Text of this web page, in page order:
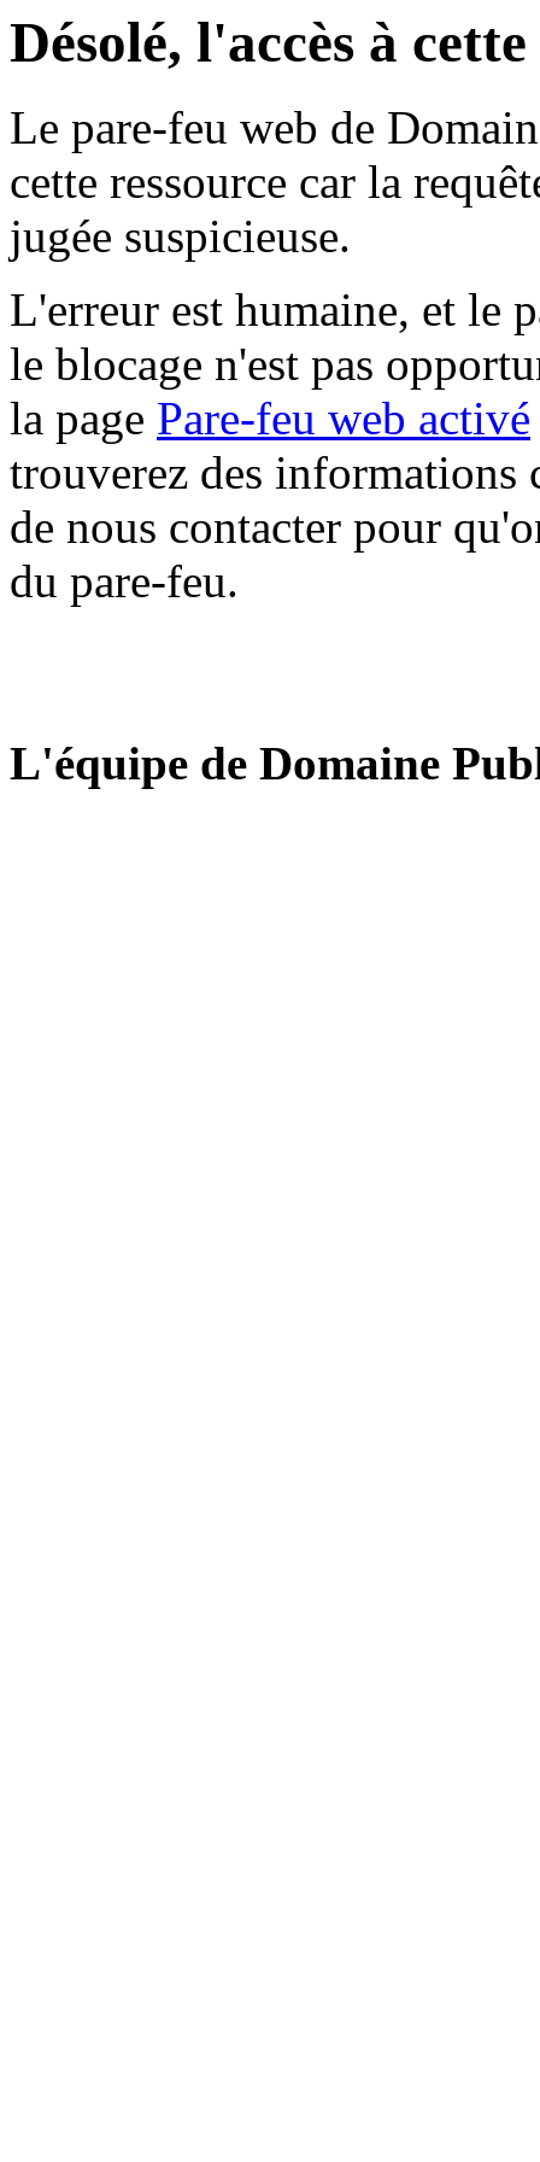
Désolé, l'accès à
Le pare-feu web de
cette ressource car la
jugée suspicieuse.
L'erreur est humaine, et le
le blocage n'est pas
la page Pare-feu web activé
trouverez des informations
de nous contacter pour
du pare-feu.
L'équipe de Domaine